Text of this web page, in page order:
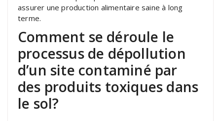
assurer une production alimentaire saine à long
terme.
Comment se déroule le
processus de dépollution
d’un site contaminé par
des produits toxiques dans
le sol?